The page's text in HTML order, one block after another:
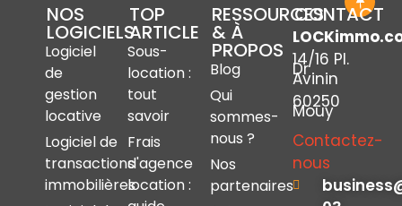
NOS
LOGICIELS
Logiciel
de
gestion
locative
Logiciel de
transactions
immobilières
TOP
ARTICLE
Sous-
location :
tout
savoir
Frais
d'agence
location :
RESSOURCES
& À
PROPOS
Blog
Qui
sommes-
nous ?
Nos
partenaires
CONTACT
14/16 Pl.
Dr
Avinin
60250
Mouy
Contactez-
nous